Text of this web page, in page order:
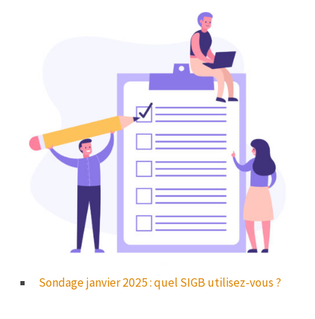
Sondage janvier 2025 : quel SIGB utilisez-vous ?